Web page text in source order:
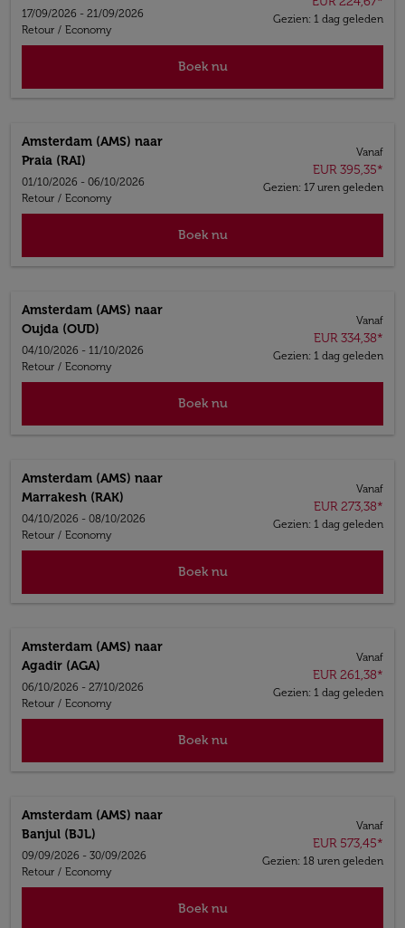
17/09/2026 - 21/09/2026
Retour / Economy
Gezien: 1 dag geleden
Boek nu
Amsterdam (AMS) naar
Praia (RAI)
01/10/2026 - 06/10/2026
Retour / Economy
Vanaf
EUR 395,35*
Gezien: 17 uren geleden
Boek nu
Amsterdam (AMS) naar
Oujda (OUD)
04/10/2026 - 11/10/2026
Retour / Economy
Vanaf
EUR 334,38*
Gezien: 1 dag geleden
Boek nu
Amsterdam (AMS) naar
Marrakesh (RAK)
04/10/2026 - 08/10/2026
Retour / Economy
Vanaf
EUR 273,38*
Gezien: 1 dag geleden
Boek nu
Amsterdam (AMS) naar
Agadir (AGA)
06/10/2026 - 27/10/2026
Retour / Economy
Vanaf
EUR 261,38*
Gezien: 1 dag geleden
Boek nu
Amsterdam (AMS) naar
Banjul (BJL)
09/09/2026 - 30/09/2026
Retour / Economy
Vanaf
EUR 573,45*
Gezien: 18 uren geleden
Boek nu